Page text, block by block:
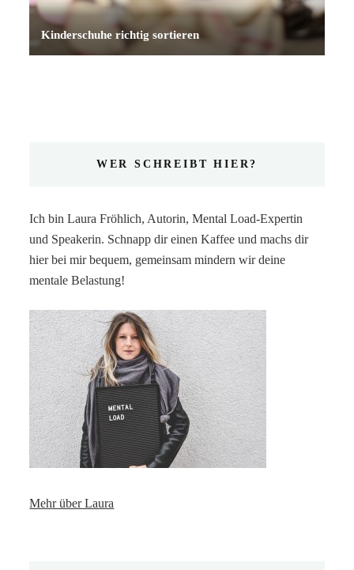
Kinderschuhe richtig sortieren
WER SCHREIBT HIER?
Ich bin Laura Fröhlich, Autorin, Mental Load-Expertin
und Speakerin. Schnapp dir einen Kaffee und machs dir
hier bei mir bequem, gemeinsam mindern wir deine
mentale Belastung!
Mehr über Laura